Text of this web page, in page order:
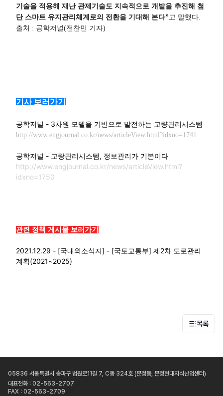
목록
05836 서울특별시 송파구 법원로11길 7, C동 324호 (문정동, 문정현대지식산업센터)
대표전화 : 02-563-2707
FAX : 02-563-2709